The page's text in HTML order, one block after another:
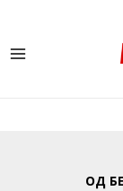
ОД